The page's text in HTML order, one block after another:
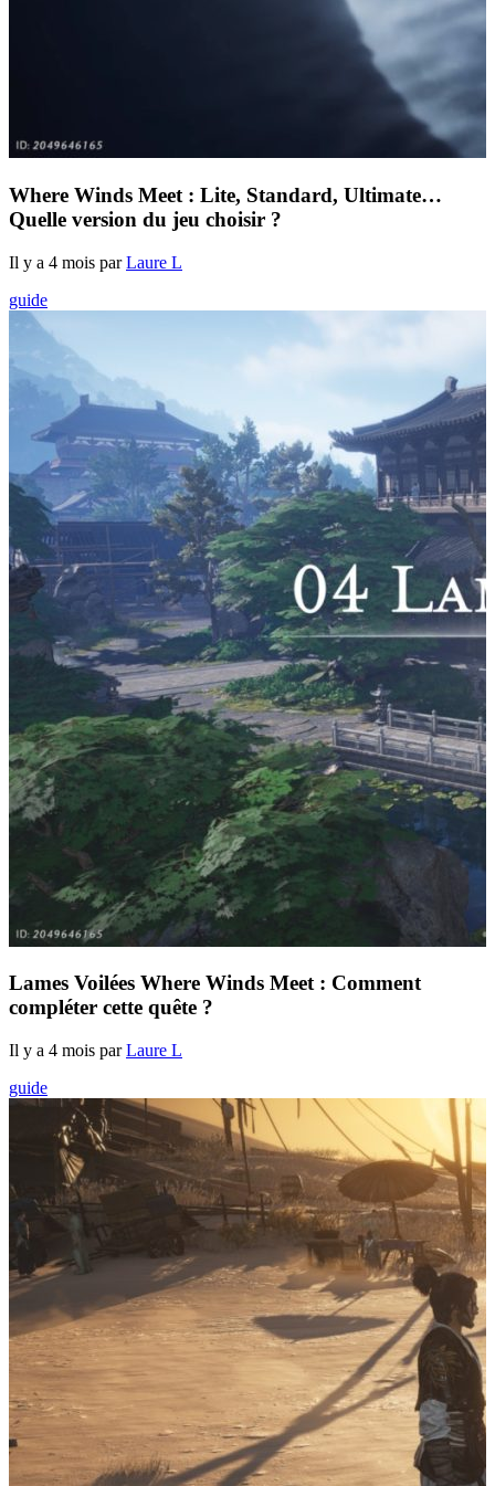
Where Winds Meet : Lite, Standard, Ultimate…
Quelle version du jeu choisir ?
Il y a 4 mois parLaure L
guide
Lames Voilées Where Winds Meet : Comment
compléter cette quête ?
Il y a 4 mois parLaure L
guide